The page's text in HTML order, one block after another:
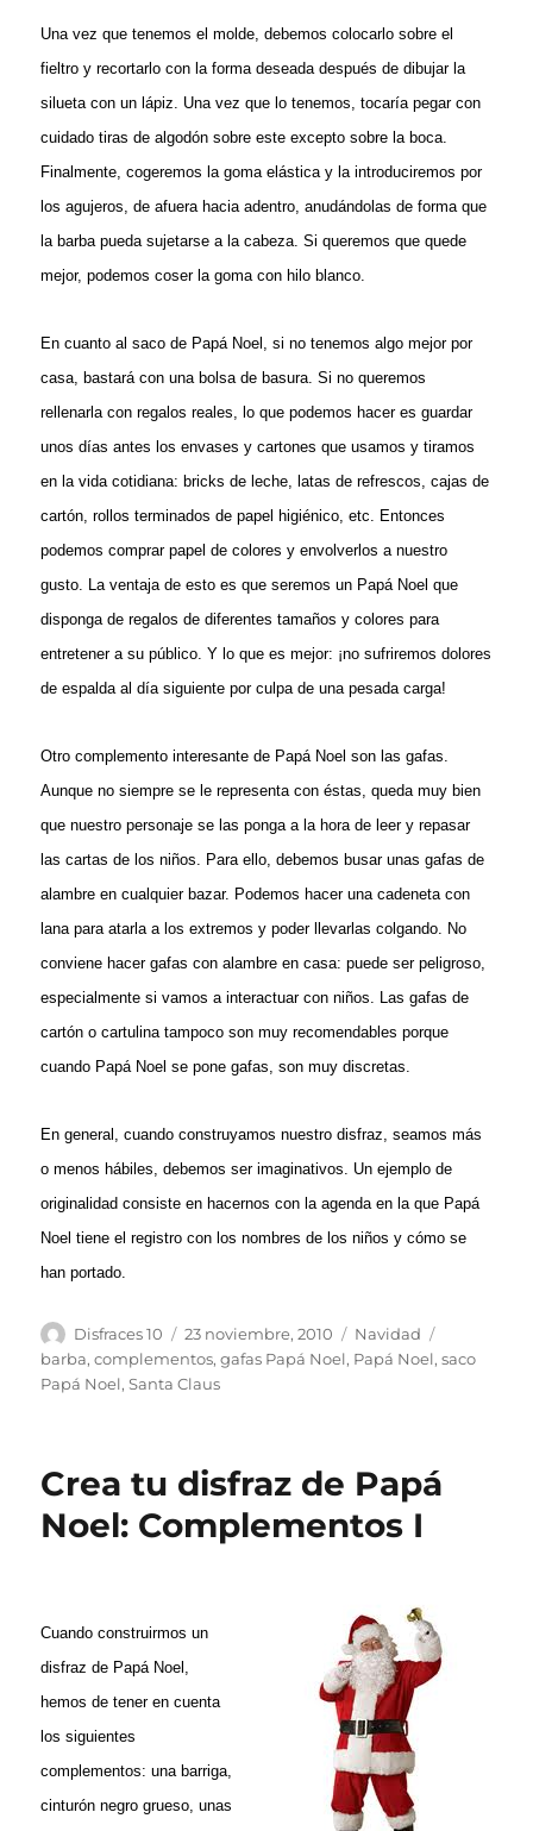
Una vez que tenemos el molde, debemos colocarlo sobre el
fieltro y recortarlo con la forma deseada después de dibujar la
silueta con un lápiz. Una vez que lo tenemos, tocaría pegar con
cuidado tiras de algodón sobre este excepto sobre la boca.
Finalmente, cogeremos la goma elástica y la introduciremos por
los agujeros, de afuera hacia adentro, anudándolas de forma que
la barba pueda sujetarse a la cabeza. Si queremos que quede
mejor, podemos coser la goma con hilo blanco.
En cuanto al saco de Papá Noel, si no tenemos algo mejor por
casa, bastará con una bolsa de basura. Si no queremos
rellenarla con regalos reales, lo que podemos hacer es guardar
unos días antes los envases y cartones que usamos y tiramos
en la vida cotidiana: bricks de leche, latas de refrescos, cajas de
cartón, rollos terminados de papel higiénico, etc. Entonces
podemos comprar papel de colores y envolverlos a nuestro
gusto. La ventaja de esto es que seremos un Papá Noel que
disponga de regalos de diferentes tamaños y colores para
entretener a su público. Y lo que es mejor: ¡no sufriremos dolores
de espalda al día siguiente por culpa de una pesada carga!
Otro complemento interesante de Papá Noel son las gafas.
Aunque no siempre se le representa con éstas, queda muy bien
que nuestro personaje se las ponga a la hora de leer y repasar
las cartas de los niños. Para ello, debemos busar unas gafas de
alambre en cualquier bazar. Podemos hacer una cadeneta con
lana para atarla a los extremos y poder llevarlas colgando. No
conviene hacer gafas con alambre en casa: puede ser peligroso,
especialmente si vamos a interactuar con niños. Las gafas de
cartón o cartulina tampoco son muy recomendables porque
cuando Papá Noel se pone gafas, son muy discretas.
En general, cuando construyamos nuestro disfraz, seamos más
o menos hábiles, debemos ser imaginativos. Un ejemplo de
originalidad consiste en hacernos con la agenda en la que Papá
Noel tiene el registro con los nombres de los niños y cómo se
han portado.
Autor
Disfraces 10
Publicado
el
23 noviembre, 2010 Categorías
Navidad
barba,complementos,gafas Papá Noel, Papá Noel,saco
Papá Noel,Santa Claus
Crea tu disfraz de Papá
Noel: Complementos I
Cuando construirmos un
disfraz de Papá Noel,
hemos de tener en cuenta
los siguientes
complementos: una barriga,
cinturón negro grueso, unas